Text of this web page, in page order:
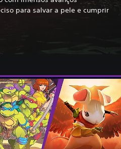
para salvar a pele e cumprir